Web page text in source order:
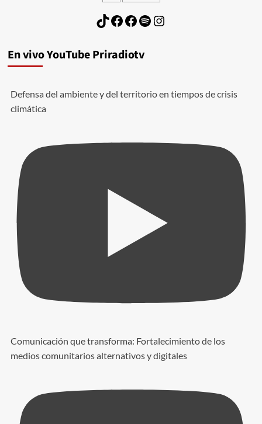
TikTok
Facebook
Facebook
Spotify
Instagram
En vivo YouTube Priradiotv
Defensa del ambiente y del territorio en tiempos de crisis
climática
Comunicación que transforma: Fortalecimiento de los
medios comunitarios alternativos y digitales